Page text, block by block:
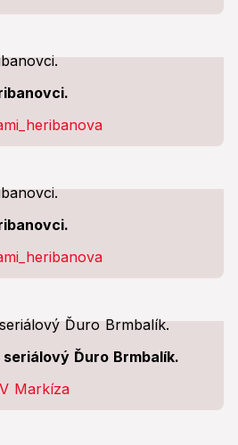
Ďuro Brmbalík.
Markíza